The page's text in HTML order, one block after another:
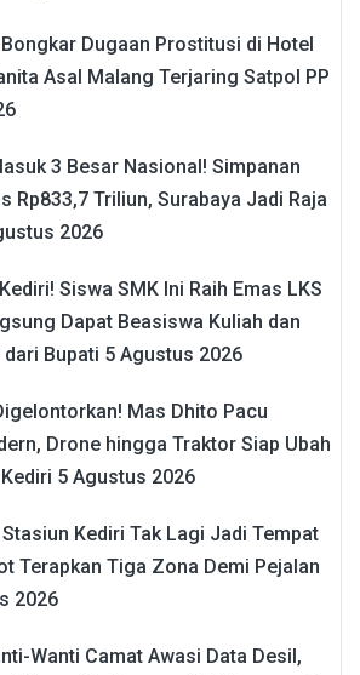
Dugaan Prostitusi di Hotel
Asal Malang Terjaring Satpol PP
3 Besar Nasional! Simpanan
Rp833,7 Triliun, Surabaya Jadi Raja
2026
Siswa SMK Ini Raih Emas LKS
Dapat Beasiswa Kuliah dan
Bupati 5 Agustus 2026
Mas Dhito Pacu
Drone hingga Traktor Siap Ubah
5 Agustus 2026
Kediri Tak Lagi Jadi Tempat
Terapkan Tiga Zona Demi Pejalan
2026
Wanti Camat Awasi Data Desil,